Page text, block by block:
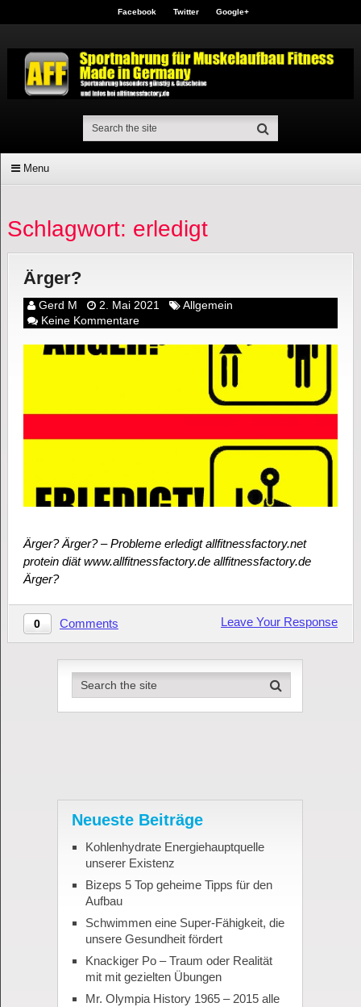
Facebook Twitter Google+
Menu
Schlagwort: erledigt
Ärger?
Gerd M 2. Mai 2021
Allgemein
Keine Kommentare
Ärger? Ärger? – Probleme erledigt allfitnessfactory.net
protein diät www.allfitnessfactory.de allfitnessfactory.de
Ärger?
0 Comments Leave Your Response
Neueste Beiträge
Kohlenhydrate Energiehauptquelle
unserer Existenz
Bizeps 5 Top geheime Tipps für den
Aufbau
Schwimmen eine Super-Fähigkeit, die
unsere Gesundheit fördert
Knackiger Po – Traum oder Realität
mit mit gezielten Übungen
Mr. Olympia History 1965 – 2015 alle